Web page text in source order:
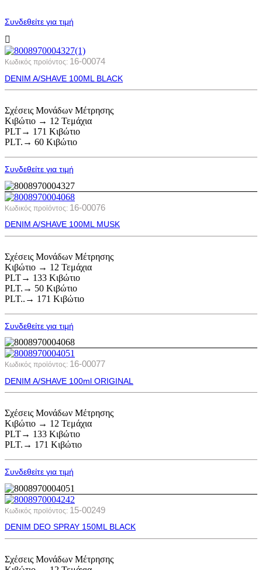
Συνδεθείτε για τιμή
Κωδικός προϊόντος: 16-00074
DENIM A/SHAVE 100ML BLACK
Σχέσεις Μονάδων Μέτρησης
Κιβώτιο → 12 Τεμάχια
PLT→ 171 Κιβώτιο
PLT.→ 60 Κιβώτιο
Συνδεθείτε για τιμή
Κωδικός προϊόντος: 16-00076
DENIM A/SHAVE 100ML MUSK
Σχέσεις Μονάδων Μέτρησης
Κιβώτιο → 12 Τεμάχια
PLT→ 133 Κιβώτιο
PLT.→ 50 Κιβώτιο
PLT..→ 171 Κιβώτιο
Συνδεθείτε για τιμή
Κωδικός προϊόντος: 16-00077
DENIM A/SHAVE 100ml ORIGINAL
Σχέσεις Μονάδων Μέτρησης
Κιβώτιο → 12 Τεμάχια
PLT→ 133 Κιβώτιο
PLT.→ 171 Κιβώτιο
Συνδεθείτε για τιμή
Κωδικός προϊόντος: 15-00249
DENIM DEO SPRAY 150ML BLACK
Σχέσεις Μονάδων Μέτρησης